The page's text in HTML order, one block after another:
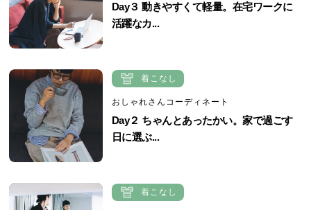
Day３ 動きやすくて軽量。在宅ワークに
活躍なカ...
着こなし
おしゃれさんコーディネート
Day２ ちゃんとあったかい。家で過ごす
日に選ぶ...
着こなし